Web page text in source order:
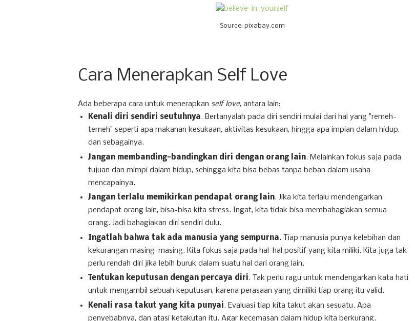
Source: pixabay.com
Cara Menerapkan Self Love
Ada beberapa cara untuk menerapkan self love, antara lain:
Kenali diri sendiri seutuhnya. Bertanyalah pada diri sendiri mulai dari hal yang "remeh-
temeh" seperti apa makanan kesukaan, aktivitas kesukaan, hingga apa impian dalam hidup,
dan sebagainya.
Jangan membanding-bandingkan diri dengan orang lain. Melainkan fokus saja pada
tujuan dan mimpi dalam hidup, sehingga kita bisa bebas tanpa beban dalam usaha
mencapainya.
Jangan terlalu memikirkan pendapat orang lain. Jika kita terlalu mendengarkan
pendapat orang lain, bisa-bisa kita stress. Ingat, kita tidak bisa membahagiakan semua
orang. Jadi bahagiakan diri sendiri dulu.
Ingatlah bahwa tak ada manusia yang sempurna. Tiap manusia punya kelebihan dan
kekurangan masing-masing. Kita fokus saja pada hal-hal positif yang kita miliki. Kita juga tak
perlu rendah diri jika lebih buruk dalam suatu hal dari orang lain.
Tentukan keputusan dengan percaya diri. Tak perlu ragu untuk mendengarkan kata hati
untuk mengambil sebuah keputusan, karena perasaan yang dimiliki tiap orang itu valid.
Kenali rasa takut yang kita punyai. Evaluasi tiap kita takut akan sesuatu. Apa
penyebabnya, dan atasi ketakutan itu. Agar kecemasan dalam hidup kita berkurang.